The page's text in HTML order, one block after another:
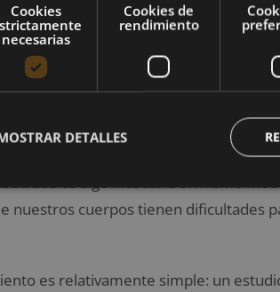
entre tres y cuatro batidos de
de digestión lenta que los médicos
en el estómago.
es algo inusual. Del mismo
nuestros cuerpos tienen dificultades
es relativamente simple: un
Cookies
necesarias
Cookies de
rendimiento
DETALLES